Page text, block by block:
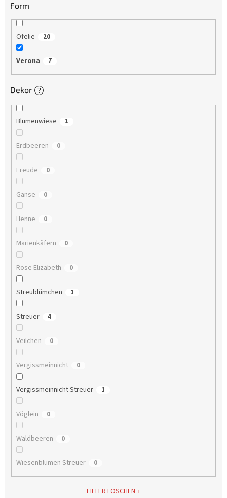
Form
Ofelie 20
Verona 7
Dekor ?
Blumenwiese 1
Erdbeeren 0
Freude 0
Gänse 0
Henne 0
Marienkäfern 0
Rose Elizabeth 0
Streublümchen 1
Streuer 4
Veilchen 0
Vergissmeinnicht 0
Vergissmeinnicht Streuer 1
Vöglein 0
Waldbeeren 0
Wiesenblumen Streuer 0
FILTER LÖSCHEN